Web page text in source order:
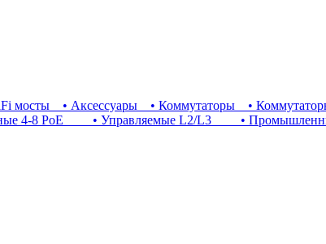
мосты • Аксессуары • Коммутаторы •
4-8 PoE • Управляемые L2/L3 •